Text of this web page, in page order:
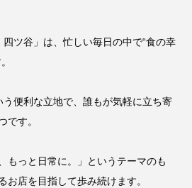
四ツ谷」は、忙しい毎日の中で“食の幸
便利な立地で、誰もが気軽に立ち寄
です。
もっと日常に。」というテーマのも
お店を目指して歩み続けます。